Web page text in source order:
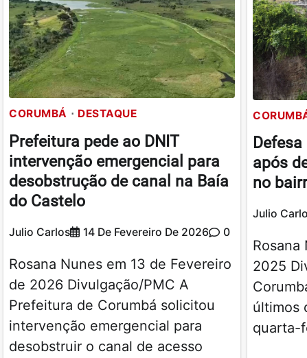
CORUMBÁ DESTAQUE
Prefeitura pede ao DNIT
intervenção emergencial para
desobstrução de canal na Baía
do Castelo
Julio Carlos 14 De Fevereiro De 2026 0
Rosana Nunes em 13 de Fevereiro
de 2026 Divulgação/PMC A
Prefeitura de Corumbá solicitou
intervenção emergencial para
desobstruir o canal de acesso
após
no
Julio
Rosana
2025
últimos
quarta-